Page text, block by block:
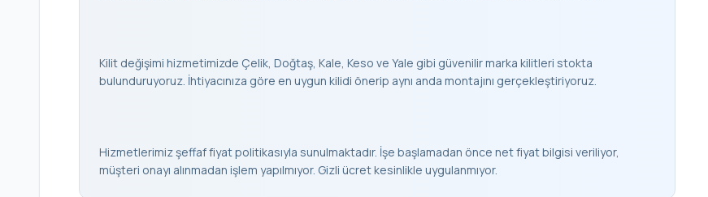
Kilit değişimi hizmetimizde Çelik, Doğtaş, Kale, Keso ve Yale gibi güvenilir marka kilitleri stokta
bulunduruyoruz. İhtiyacınıza göre en uygun kilidi önerip aynı anda montajını gerçekleştiriyoruz.
Hizmetlerimiz şeffaf fiyat politikasıyla sunulmaktadır. İşe başlamadan önce net fiyat bilgisi veriliyor,
müşteri onayı alınmadan işlem yapılmıyor. Gizli ücret kesinlikle uygulanmıyor.